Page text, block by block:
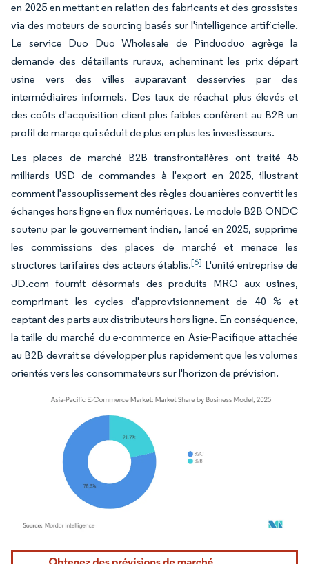
en 2025 en mettant en relation des fabricants et des grossistes
via des moteurs de sourcing basés sur l'intelligence artificielle.
Le service Duo Duo Wholesale de Pinduoduo agrège la
demande des détaillants ruraux, acheminant les prix départ
usine vers des villes auparavant desservies par des
intermédiaires informels. Des taux de réachat plus élevés et
des coûts d'acquisition client plus faibles confèrent au B2B un
profil de marge qui séduit de plus en plus les investisseurs.
Les places de marché B2B transfrontalières ont traité 45
milliards USD de commandes à l'export en 2025, illustrant
comment l'assouplissement des règles douanières convertit les
échanges hors ligne en flux numériques. Le module B2B ONDC
soutenu par le gouvernement indien, lancé en 2025, supprime
les commissions des places de marché et menace les
structures tarifaires des acteurs établis.[6] L'unité entreprise de
JD.com fournit désormais des produits MRO aux usines,
comprimant les cycles d'approvisionnement de 40 % et
captant des parts aux distributeurs hors ligne. En conséquence,
la taille du marché du e-commerce en Asie-Pacifique attachée
au B2B devrait se développer plus rapidement que les volumes
orientés vers les consommateurs sur l'horizon de prévision.
Image © Mordor Intelligence. La réutilisation nécessite une attribution sous CC BY